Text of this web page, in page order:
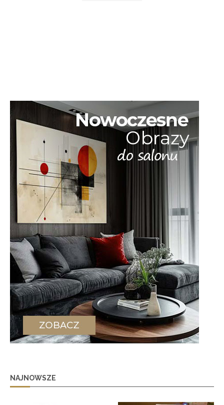
NAJNOWSZE